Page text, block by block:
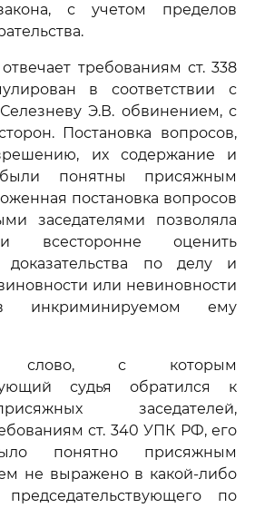
с учетом пределов
требованиям ст. 338
в соответствии с
Э.В. обвинением, с
Постановка вопросов,
их содержание и
понятны присяжным
постановка вопросов
заседателями позволяла
оценить
доказательства по делу и
или невиновности
инкриминируемом ему
слово, с которым
судья обратился к
заседателей,
ст. 340 УПК РФ, его
понятно присяжным
не выражено в какой-либо
по